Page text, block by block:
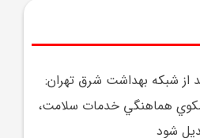
از شبکه بهداشت شرق تهران:
هماهنگي خدمات سلامت،
شود